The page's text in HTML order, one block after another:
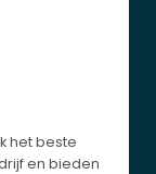
het beste
en bieden